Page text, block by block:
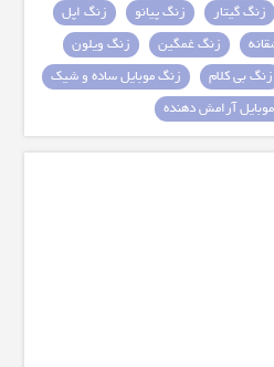
زنگ گیتار زنگ پیانو
زنگ اپل
زنگ غمگین
زنگ ویلون
زنگ بی کلام
زنگ موبایل ساده و شیک
آرامش دهنده